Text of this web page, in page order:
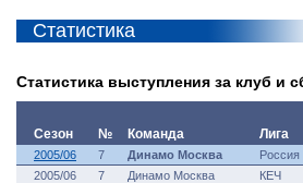
Статистика
Статистика выступления за клуб и
Сезон
№ Команда Лига
2005/06 7 Динамо Москва Россия
2005/06
7 Динамо Москва КЕЧ